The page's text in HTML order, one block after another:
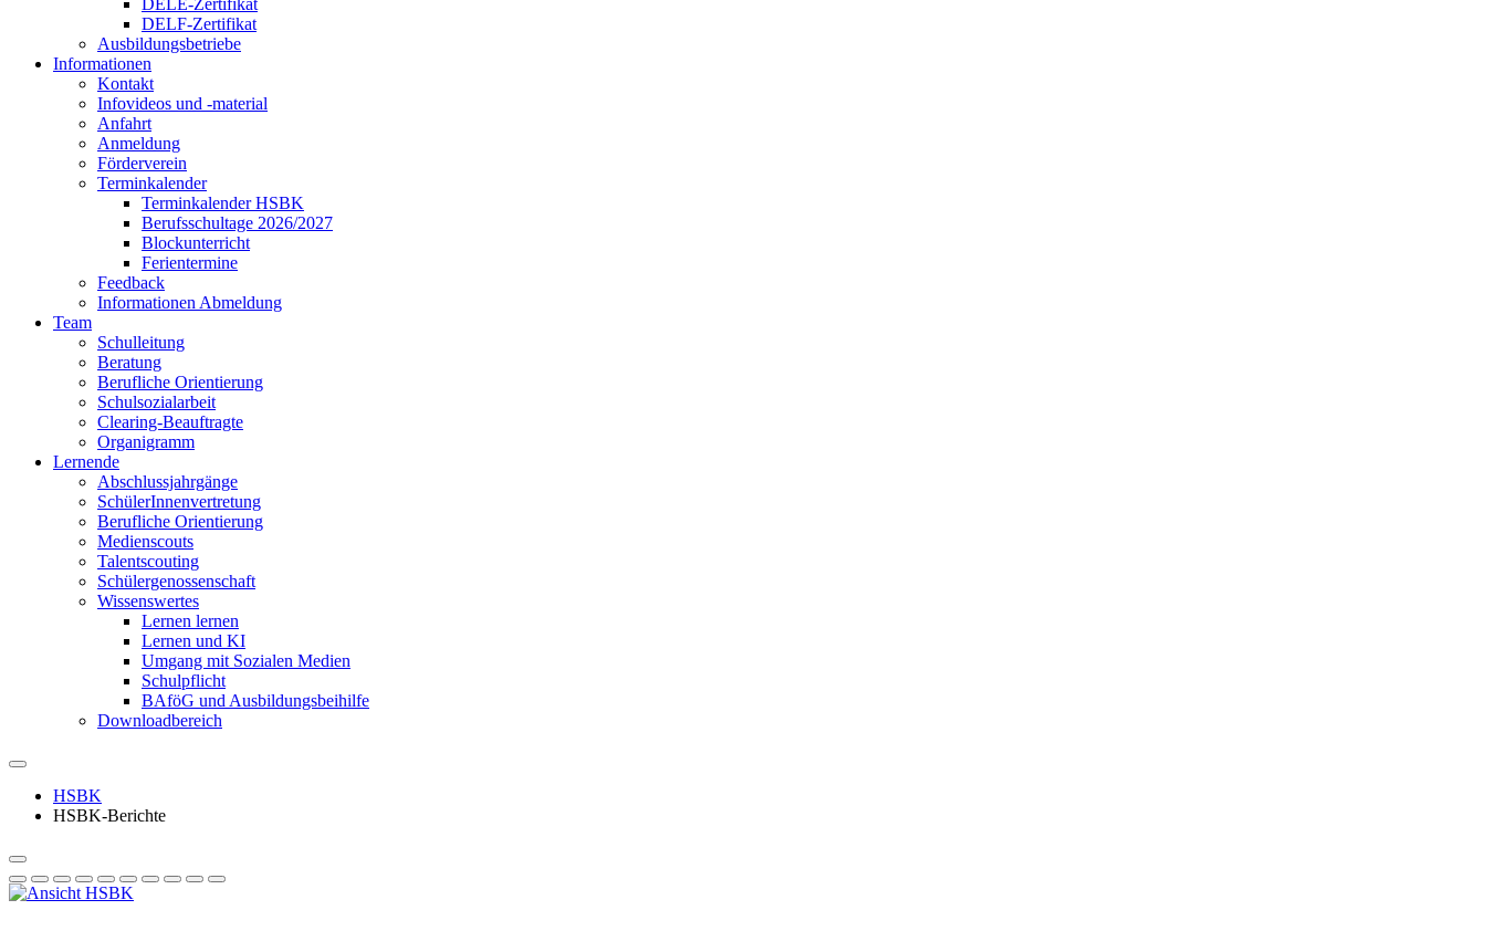
DELE-Zertifikat
DELF-Zertifikat
Ausbildungsbetriebe
Informationen
Kontakt
Infovideos und -material
Anfahrt
Anmeldung
Förderverein
Terminkalender
Terminkalender HSBK
Berufsschultage 2026/2027
Blockunterricht
Ferientermine
Feedback
Informationen Abmeldung
Team
Schulleitung
Beratung
Berufliche Orientierung
Schulsozialarbeit
Clearing-Beauftragte
Organigramm
Lernende
Abschlussjahrgänge
SchülerInnenvertretung
Berufliche Orientierung
Medienscouts
Talentscouting
Schüler­genossen­schaft
Wissenswertes
Lernen lernen
Lernen und KI
Umgang mit Sozialen Medien
Schulpflicht
BAföG und Ausbildungsbeihilfe
Downloadbereich
HSBK
HSBK-Berichte